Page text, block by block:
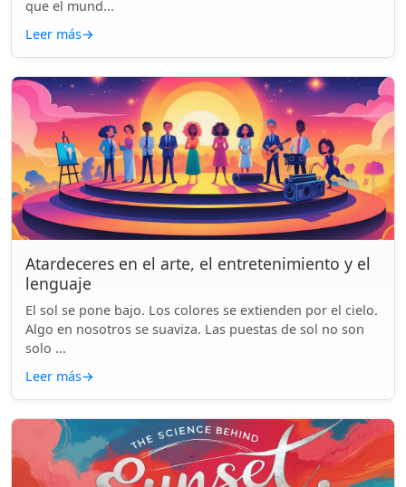
que el mund...
Leer más→
Atardeceres en el arte, el entretenimiento y el
lenguaje
El sol se pone bajo. Los colores se extienden por el cielo.
Algo en nosotros se suaviza. Las puestas de sol no son
solo ...
Leer más→